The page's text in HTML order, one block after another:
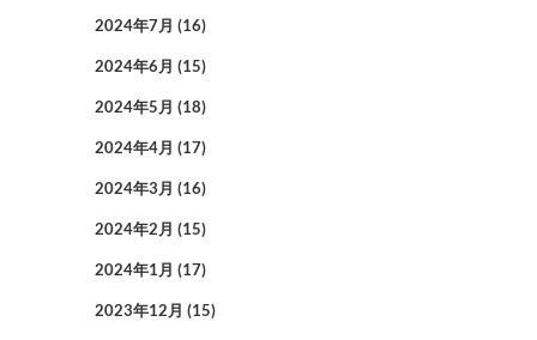
2024年7月 (16)
2024年6月 (15)
2024年5月 (18)
2024年4月 (17)
2024年3月 (16)
2024年2月 (15)
2024年1月 (17)
2023年12月 (15)